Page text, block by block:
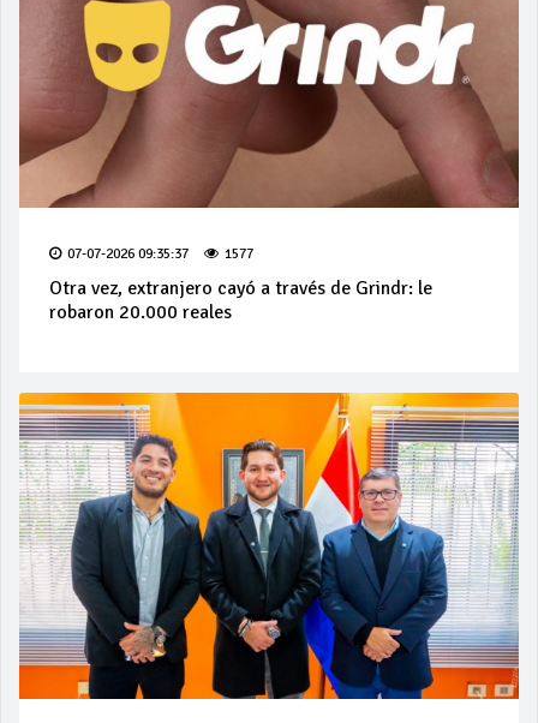
07-07-2026 09:35:37 1577
Otra vez, extranjero cayó a través de Grindr: le
robaron 20.000 reales